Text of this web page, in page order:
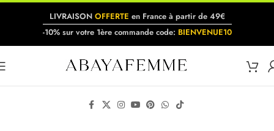
LIVRAISON OFFERTE en France à partir de 49€
-10% sur votre 1ère commande code: BIENVENUE10